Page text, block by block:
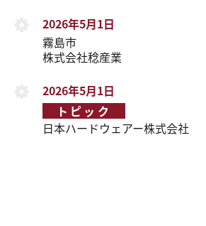
2026年5月1日
霧島市
株式会社稔産業
2026年5月1日
トピック
日本ハードウェアー株式会社